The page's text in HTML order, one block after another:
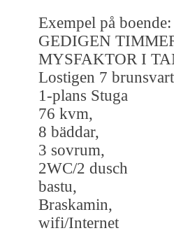
Exempel på boende:
GEDIGEN
MYSFAKTOR I
Lostigen 7
1-plans Stuga
76 kvm,
8 bäddar,
3 sovrum,
2WC/2 dusch
bastu,
Braskamin,
wifi/Internet